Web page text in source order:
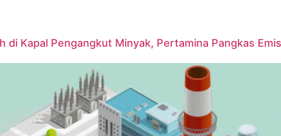
di Kapal Pengangkut Minyak, Pertamina Pangkas